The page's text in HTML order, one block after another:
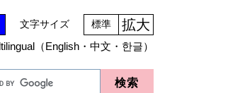
文字サイズ 標準 拡大
（English・中文・한글）